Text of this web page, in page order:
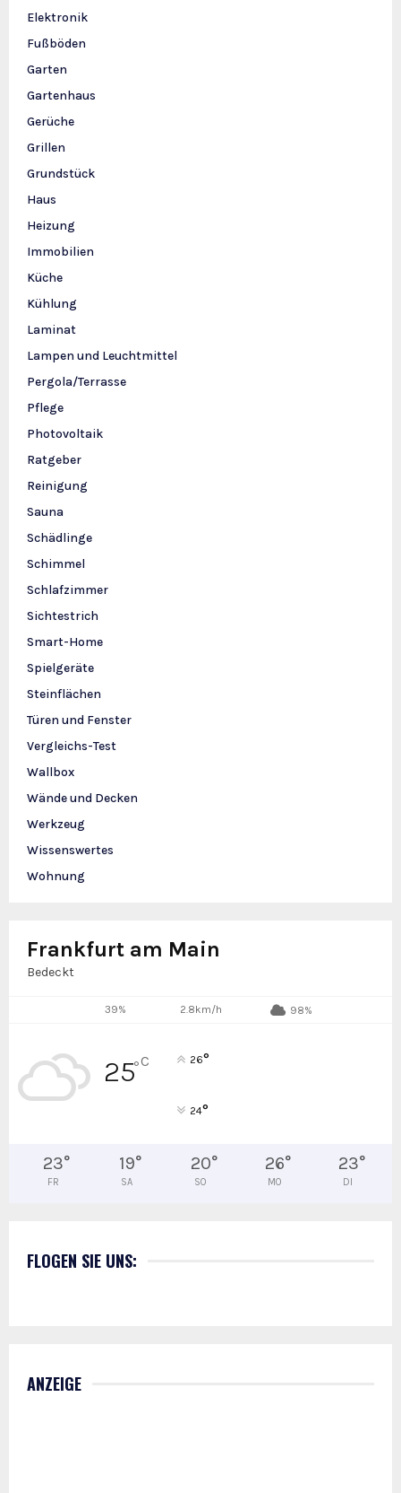
Elektronik
Fußböden
Garten
Gartenhaus
Gerüche
Grillen
Grundstück
Haus
Heizung
Immobilien
Küche
Kühlung
Laminat
Lampen und Leuchtmittel
Pergola/Terrasse
Pflege
Photovoltaik
Ratgeber
Reinigung
Sauna
Schädlinge
Schimmel
Schlafzimmer
Sichtestrich
Smart-Home
Spielgeräte
Steinflächen
Türen und Fenster
Vergleichs-Test
Wallbox
Wände und Decken
Werkzeug
Wissenswertes
Wohnung
Frankfurt am Main
Bedeckt
39% 2.8km/h 98%
25°C 26°
24°
23°
FR
19°
SA
20°
SO
26°
MO
23°
DI
FLOGEN SIE UNS:
ANZEIGE